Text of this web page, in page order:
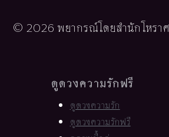
© 2026 พยากรณ์โดยสำนักโหรา
ดูดวงความรักฟรี
ดูดวงความรัก
ดูดวงความรักฟรี